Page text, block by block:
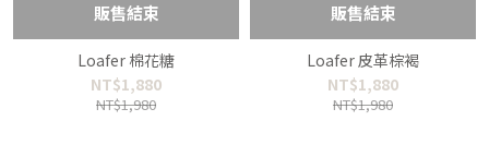
販售結束
Loafer 棉花糖
NT$1,880
NT$1,980
販售結束
Loafer 皮革棕褐
NT$1,880
NT$1,980